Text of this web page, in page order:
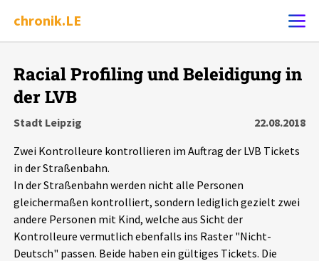
chronik.LE
Ereignis melden
Chronik
Dossiers
Leipziger Zustände
Schlaglichter
Racial Profiling und Beleidigung in
der LVB
Stadt Leipzig
22.08.2018
Zwei Kontrolleure kontrollieren im Auftrag der LVB Tickets
in der Straßenbahn.
In der Straßenbahn werden nicht alle Personen
gleichermaßen kontrolliert, sondern lediglich gezielt zwei
andere Personen mit Kind, welche aus Sicht der
Kontrolleure vermutlich ebenfalls ins Raster "Nicht-
Deutsch" passen. Beide haben ein gültiges Tickets. Die
Alle Ereignisse
7502Ereignisse
Ereignisse